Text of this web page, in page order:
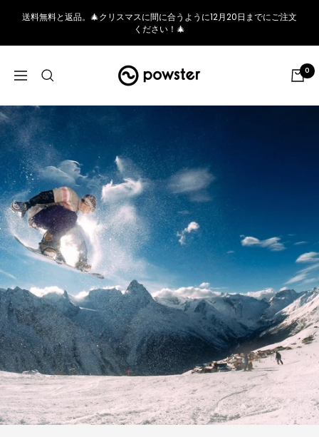
テ
ス
キ
送料無料と返品。🎄クリスマスに間に合うように12月20日までにご注文
ください！🎄
ナ
ゲ
ー
シ
ョ
ン
Powster 0